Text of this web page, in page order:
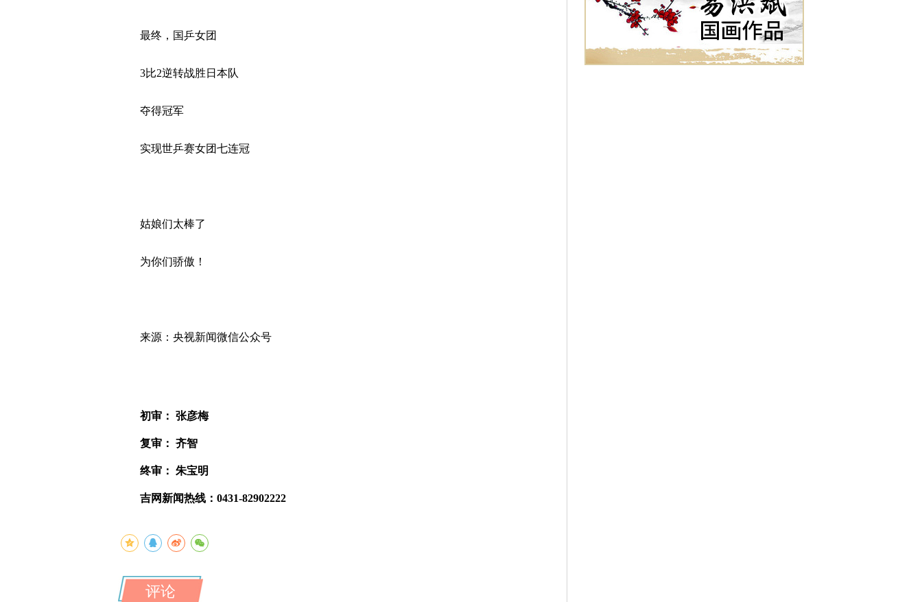
最终，国乒女团
3比2逆转战胜日本队
夺得冠军
实现世乒赛女团七连冠
姑娘们太棒了
为你们骄傲！
来源：央视新闻微信公众号
初审： 张彦梅
复审： 齐智
终审： 朱宝明
吉网新闻热线：0431-82902222
评论